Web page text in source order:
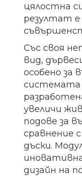
цялостна
резултат
Със своя
вид,
особено за
системата
увеличи
подове за
сравнение
дъски.
дизайн на